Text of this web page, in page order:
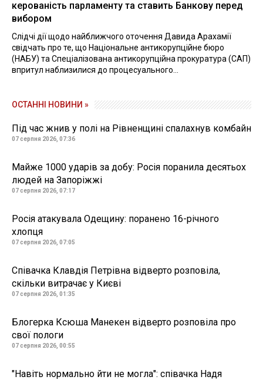
керованість парламенту та ставить Банкову перед
вибором
Слідчі дії щодо найближчого оточення Давида Арахамії
свідчать про те, що Національне антикорупційне бюро
(НАБУ) та Спеціалізована антикорупційна прокуратура (САП)
впритул наблизилися до процесуального...
ОСТАННІ НОВИНИ »
Під час жнив у полі на Рівненщині спалахнув комбайн
07 серпня 2026, 07:36
Майже 1000 ударів за добу: Росія поранила десятьох
людей на Запоріжжі
07 серпня 2026, 07:17
Росія атакувала Одещину: поранено 16-річного
хлопця
07 серпня 2026, 07:05
Співачка Клавдія Петрівна відверто розповіла,
скільки витрачає у Києві
07 серпня 2026, 01:35
Блогерка Ксюша Манекен відверто розповіла про
свої пологи
07 серпня 2026, 00:55
"Навіть нормально йти не могла": співачка Надя